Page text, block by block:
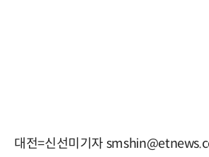
대전=신선미기자